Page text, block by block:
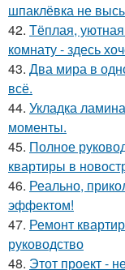
шпаклёвка не
42. Тёплая,
комнату - здесь
43. Два мира в
всё.
44. Укладка
моменты.
45. Полное
квартиры в
46. Реально,
эффектом!
47. Ремонт
руководство
48. Этот проект -